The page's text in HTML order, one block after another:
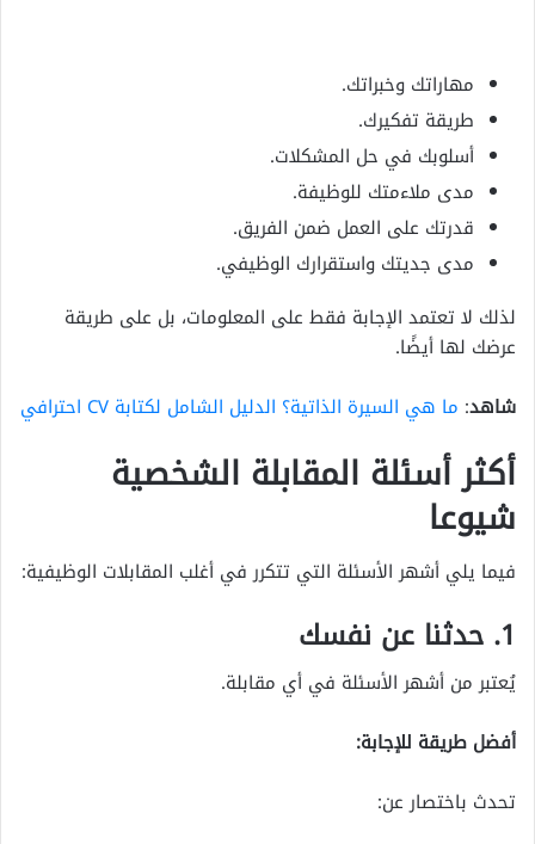
مهاراتك وخبراتك.
طريقة تفكيرك.
أسلوبك في حل المشكلات.
مدى ملاءمتك للوظيفة.
قدرتك على العمل ضمن الفريق.
مدى جديتك واستقرارك الوظيفي.
لذلك لا تعتمد الإجابة فقط على المعلومات، بل على طريقة
عرضك لها أيضًا.
شاهد: ما هي السيرة الذاتية؟ الدليل الشامل لكتابة CV احترافي
أكثر أسئلة المقابلة الشخصية
شيوعا
فيما يلي أشهر الأسئلة التي تتكرر في أغلب المقابلات الوظيفية:
1. حدثنا عن نفسك
يُعتبر من أشهر الأسئلة في أي مقابلة.
أفضل طريقة للإجابة:
تحدث باختصار عن: